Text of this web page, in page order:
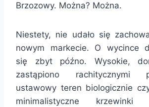
Brzozowy. Można? Można.
Niestety, nie udało się
nowym markecie. O wycince
się zbyt późno. Wysokie,
zastąpiono rachitycznymi
ustawowy teren biologicznie
minimalistyczne